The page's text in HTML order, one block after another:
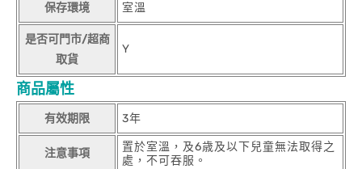
保存環境 室溫
是否可門市/超商
取貨
Y
商品屬性
有效期限 3年
注意事項
置於室溫，及6歳及以下兒童無法取得之
處，不可吞服。